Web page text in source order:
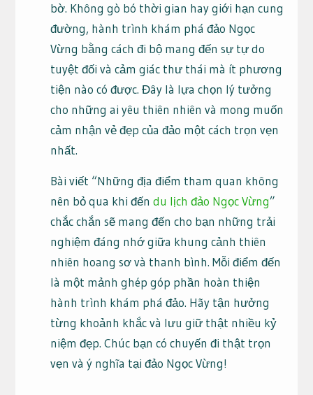
bờ. Không gò bó thời gian hay giới hạn cung
đường, hành trình khám phá đảo Ngọc
Vừng bằng cách đi bộ mang đến sự tự do
tuyệt đối và cảm giác thư thái mà ít phương
tiện nào có được. Đây là lựa chọn lý tưởng
cho những ai yêu thiên nhiên và mong muốn
cảm nhận vẻ đẹp của đảo một cách trọn vẹn
nhất.
Bài viết “Những địa điểm tham quan không
nên bỏ qua khi đến du lịch đảo Ngọc Vừng”
chắc chắn sẽ mang đến cho bạn những trải
nghiệm đáng nhớ giữa khung cảnh thiên
nhiên hoang sơ và thanh bình. Mỗi điểm đến
là một mảnh ghép góp phần hoàn thiện
hành trình khám phá đảo. Hãy tận hưởng
từng khoảnh khắc và lưu giữ thật nhiều kỷ
niệm đẹp. Chúc bạn có chuyến đi thật trọn
vẹn và ý nghĩa tại đảo Ngọc Vừng!